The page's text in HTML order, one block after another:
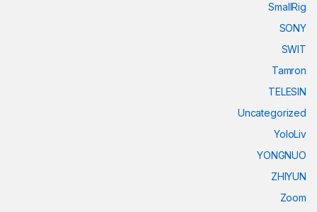
SmallRig
SONY
SWIT
Tamron
TELESIN
Uncategorized
YoloLiv
YONGNUO
ZHIYUN
Zoom